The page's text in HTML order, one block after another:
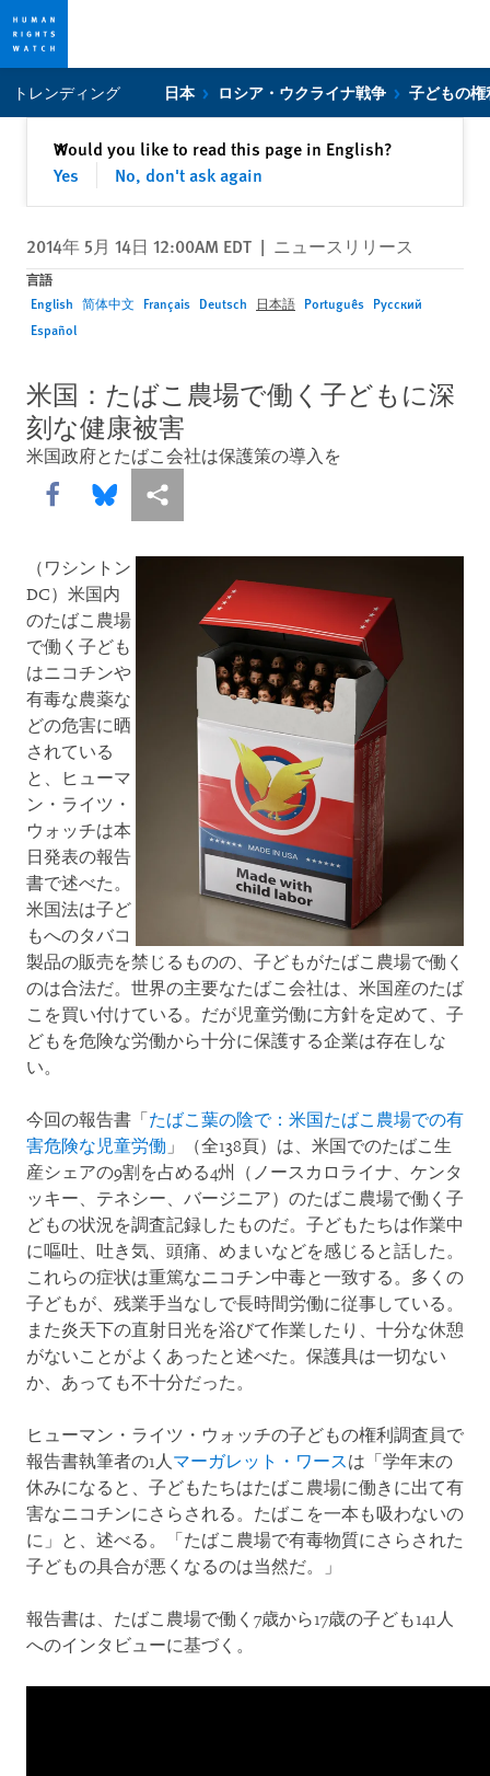
privacy
content
トレンディング 日本 ロシア・ウクライナ戦争 子どもの権
Would you like to read this page in English?
Yes
No, don't ask again
✕閉じる
2014年 5月 14日 12:00AM EDT | ニュースリリース
言語
English 简体中文 Français Deutsch 日本語 Português Русский
Español
米国：たばこ農場で働く子どもに深
刻な健康被害
米国政府とたばこ会社は保護策の導入を
Share this via Facebook
Share this via Bluesky
More sharing options
（ワシントン
DC）米国内
のたばこ農場
で働く子ども
はニコチンや
有毒な農薬な
どの危害に晒
されている
と、ヒューマ
ン・ライツ・
ウォッチは本
日発表の報告
書で述べた。
米国法は子ど
もへのタバコ
製品の販売を禁じるものの、子どもがたばこ農場で働く
のは合法だ。世界の主要なたばこ会社は、米国産のたば
こを買い付けている。だが児童労働に方針を定めて、子
どもを危険な労働から十分に保護する企業は存在しな
い。
今回の報告書「 たばこ葉の陰で：米国たばこ農場での有
害危険な児童労働 」（全138頁）は、米国でのたばこ生
産シェアの9割を占める4州（ノースカロライナ、ケンタ
ッキー、テネシー、バージニア）のたばこ農場で働く子
どもの状況を調査記録したものだ。子どもたちは作業中
に嘔吐、吐き気、頭痛、めまいなどを感じると話した。
これらの症状は重篤なニコチン中毒と一致する。多くの
子どもが、残業手当なしで長時間労働に従事している。
また炎天下の直射日光を浴びて作業したり、十分な休憩
がないことがよくあったと述べた。保護具は一切ない
か、あっても不十分だった。
ヒューマン・ライツ・ウォッチの子どもの権利調査員で
報告書執筆者の1人マーガレット・ワースは「学年末の
休みになると、子どもたちはたばこ農場に働きに出て有
害なニコチンにさらされる。たばこを一本も吸わないの
に」と、述べる。「たばこ農場で有毒物質にさらされた
子どもの具合が悪くなるのは当然だ。」
報告書は、たばこ農場で働く7歳から17歳の子ども141人
へのインタビューに基づく。